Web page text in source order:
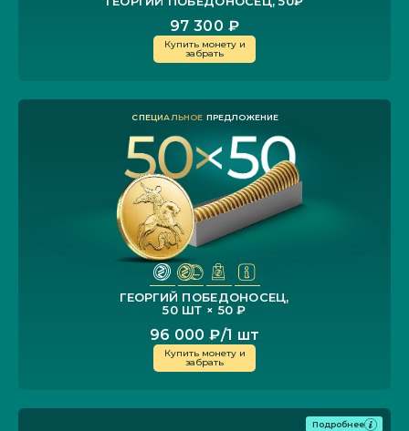
97 300 ₽
Купить монету и
забрать
ГЕОРГИЙ ПОБЕДОНОСЕЦ,
50 ШТ × 50 ₽
96 000 ₽/1 шт
Купить монету и
забрать
Подробнее